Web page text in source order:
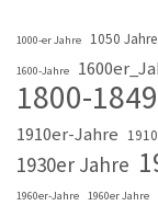
1000-er Jahre 1050
1600-Jahre
1800-1849
1910er-Jahre
1930er Jahre
1960er-Jahre 1960er Jahre